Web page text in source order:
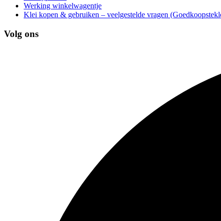
Werking winkelwagentje
Klei kopen & gebruiken – veelgestelde vragen
Volg ons